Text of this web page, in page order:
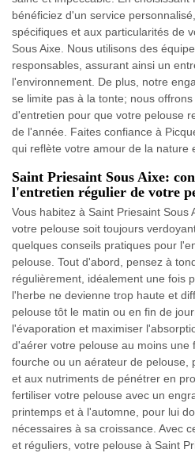
bénéficiez d'un service
spécifiques et aux particularités de
Sous Aixe. Nous utilisons des
responsables, assurant ainsi un
l'environnement. De plus, notre
se limite pas à la tonte; nous
d'entretien pour que votre pelouse
de l'année. Faites confiance à
qui reflète votre amour de la nature
Saint Priesaint Sous Aixe:
l'entretien régulier de votre
Vous habitez à Saint Priesaint Sous
votre pelouse soit toujours
quelques conseils pratiques pour
pelouse. Tout d'abord, pensez à
régulièrement, idéalement une fois
l'herbe ne devienne trop haute et
pelouse tôt le matin ou en fin de
l'évaporation et maximiser
d'aérer votre pelouse au moins une
fourche ou un aérateur de pelouse,
et aux nutriments de pénétrer en
fertiliser votre pelouse avec un
printemps et à l'automne, pour lui
nécessaires à sa croissance. Avec
et réguliers, votre pelouse à Saint